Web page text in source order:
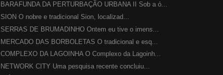
BARAFUNDA DA PERTURBAÇÃO URBANA II Sob a ó...
SION O nobre e tradicional Sion, localizad...
SERRAS DE BRUMADINHO Ontem eu tive o imens...
MERCADO DAS BORBOLETAS O tradicional e esq...
COMPLEXO DA LAGOINHA O Complexo da Lagoinh...
NETWORK CITY Uma pesquisa recente concluiu...